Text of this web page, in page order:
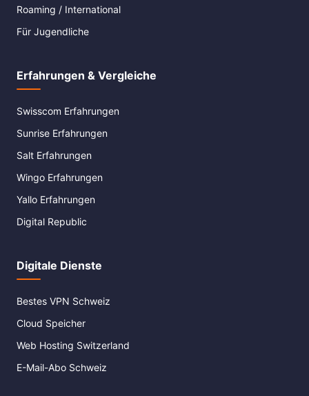
Roaming / International
Für Jugendliche
Erfahrungen & Vergleiche
Swisscom Erfahrungen
Sunrise Erfahrungen
Salt Erfahrungen
Wingo Erfahrungen
Yallo Erfahrungen
Digital Republic
Digitale Dienste
Bestes VPN Schweiz
Cloud Speicher
Web Hosting Switzerland
E-Mail-Abo Schweiz